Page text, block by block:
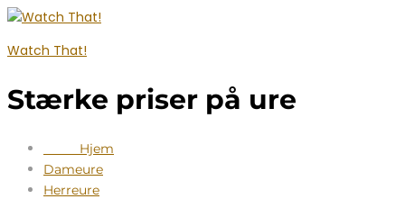
Watch That!
Stærke priser på ure
Hjem
Dameure
Herreure